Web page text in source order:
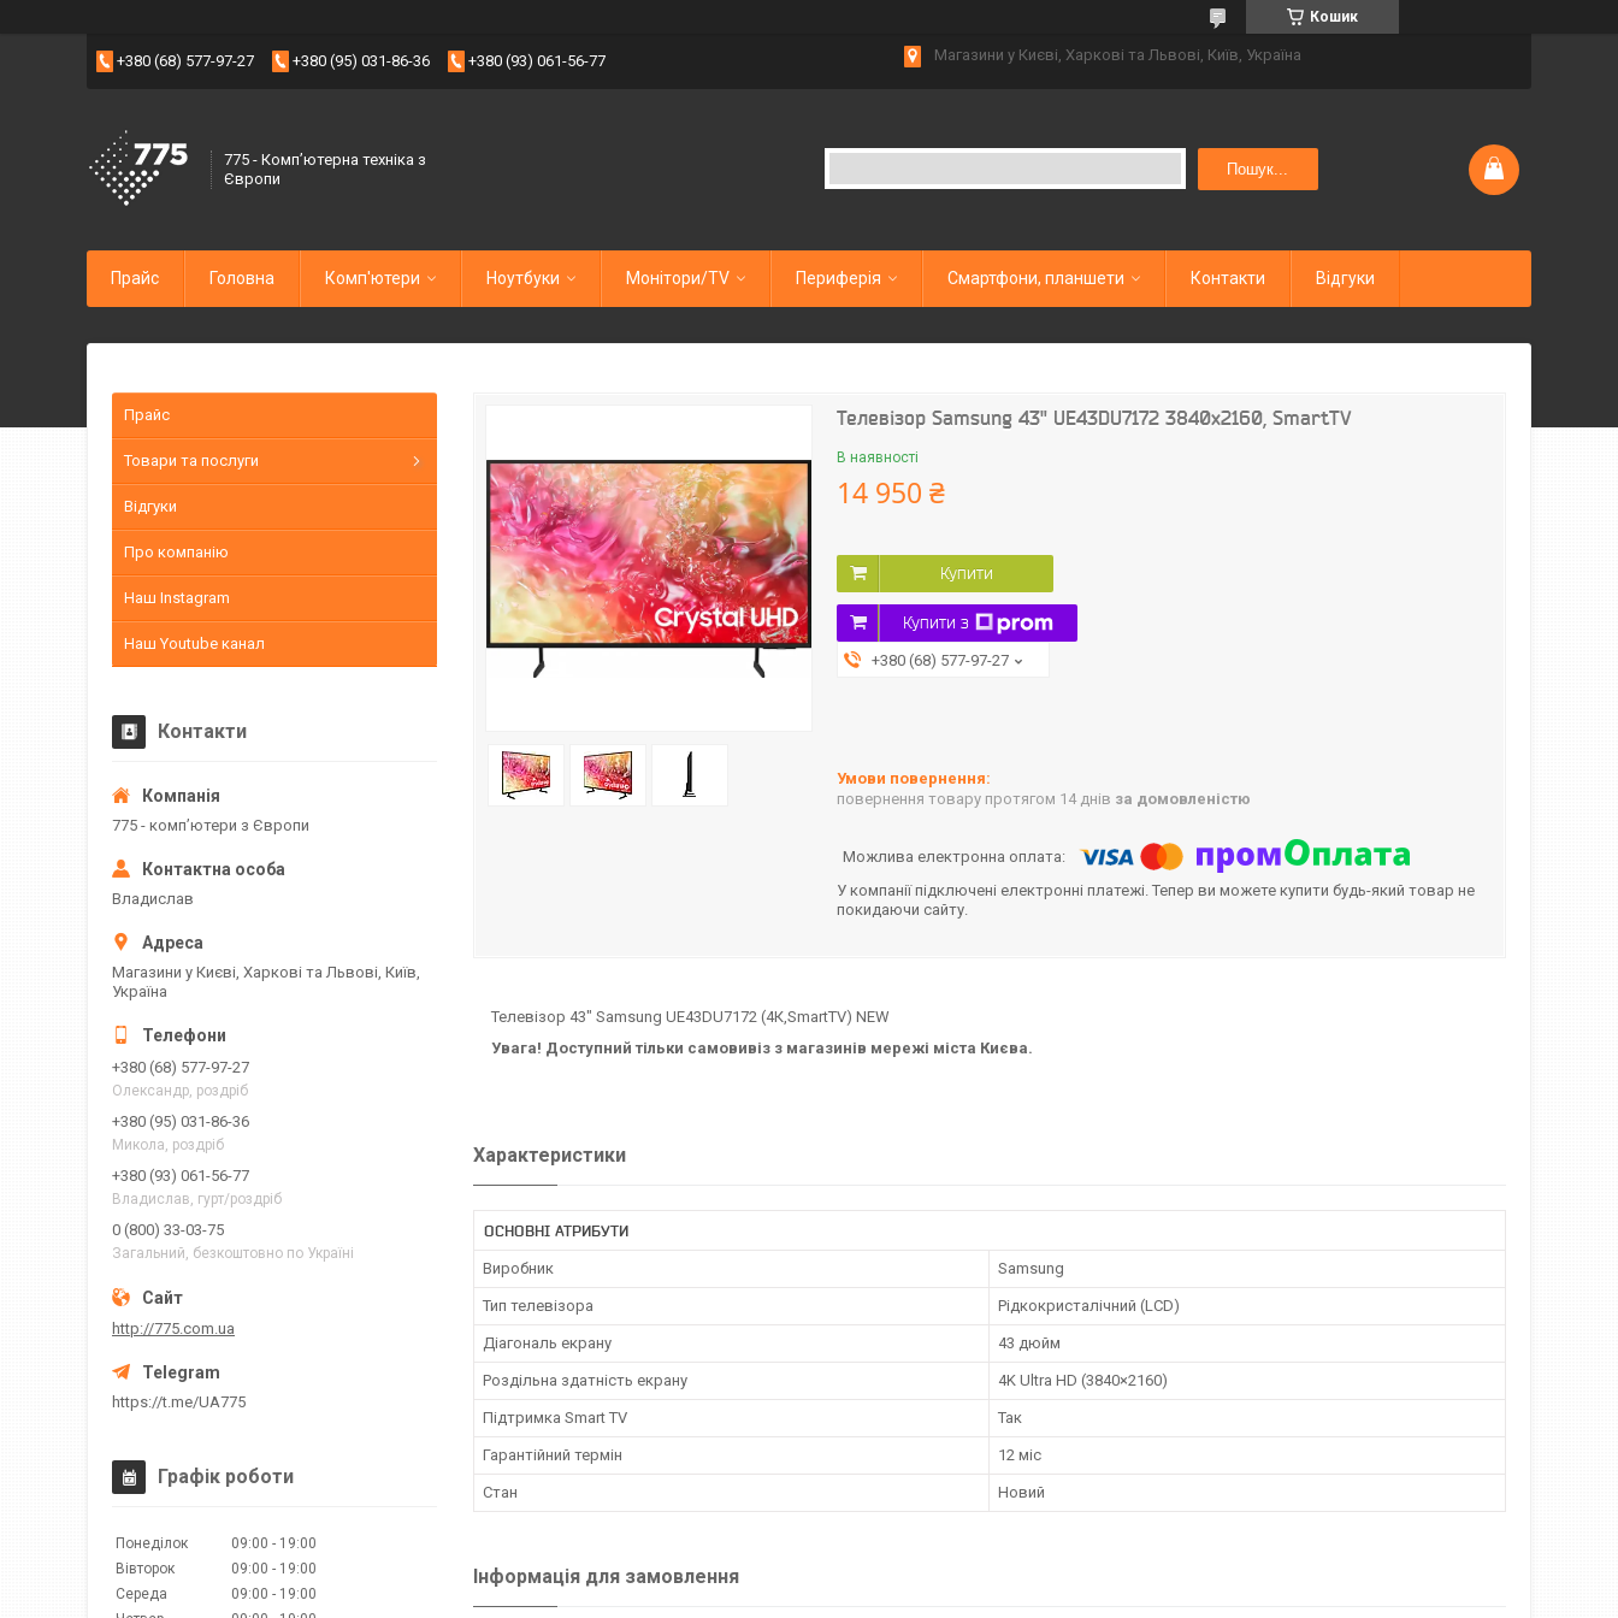
Кошик
+380 (68) 577-97-27 +380 (95) 031-86-36 +380 (93) 061-56-77 Магазини у Києві, Харкові та Львові, Київ, Україна
775 - Компʼютерна техніка з
Європи
Пошук...
Прайс Головна Комп'ютери Ноутбуки Монітори/TV Периферія Смартфони, планшети Контакти Відгуки
Телевізор Samsung 43" UE43DU7172 3840x2160, SmartTV
В наявності
14 950 ₴
Купити
Купити з
+380 (68) 577-97-27
повернення товару протягом 14 днів за домовленістю
У компанії підключені електронні платежі. Тепер ви можете купити будь-який товар не
покидаючи сайту.
Телевізор 43" Samsung UE43DU7172 (4К,SmartTV) NEW
Увага! Доступний тільки самовивіз з магазинів мережі міста Києва.
Характеристики
ОСНОВНІ АТРИБУТИ
Виробник Samsung
Тип телевізора Рідкокристалічний (LCD)
Діагональ екрану 43 дюйм
Роздільна здатність екрану 4K Ultra HD (3840×2160)
Підтримка Smart TV Так
Гарантійний термін 12 міс
Стан Новий
Інформація для замовлення
Прайс
Товари та послуги
Відгуки
Про компанію
Наш Instagram
Наш Youtube канал
Контакти
775 - компʼютери з Європи
Владислав
Магазини у Києві, Харкові та Львові, Київ,
Україна
+380 (68) 577-97-27
Олександр, роздріб
+380 (95) 031-86-36
Микола, роздріб
+380 (93) 061-56-77
Владислав, гурт/роздріб
0 (800) 33-03-75
Загальний, безкоштовно по Україні
http://775.com.ua
https://t.me/UA775
Графік роботи
Понеділок 09:00
19:00
Вівторок
09:00
19:00
Середа
09:00
19:00